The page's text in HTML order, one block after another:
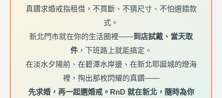
真鑽求婚戒指租借，不買斷、不猜尺寸、不怕選錯款
式。
新北門市就在你的生活圈裡——到店試戴、當天取
件，下班路上就能搞定。
在淡水夕陽前、在碧潭水岸邊、在新北耶誕城的燈海
裡，掏出那枚閃耀的真鑽——
先求婚，再一起選婚戒。RnD 就在新北，隨時為你